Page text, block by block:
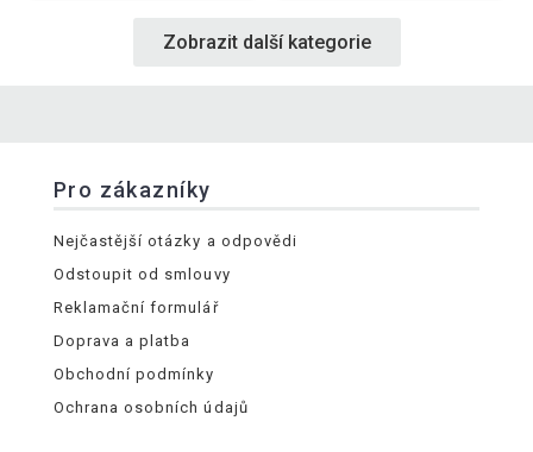
Zobrazit další kategorie
Pro zákazníky
Nejčastější otázky a odpovědi
Odstoupit od smlouvy
Reklamační formulář
Doprava a platba
Obchodní podmínky
Ochrana osobních údajů